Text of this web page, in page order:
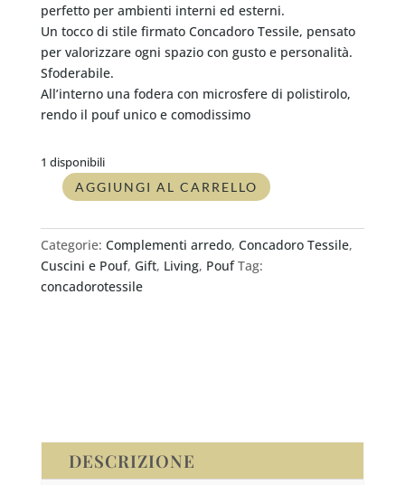
perfetto per ambienti interni ed esterni.
Un tocco di stile firmato Concadoro Tessile, pensato
per valorizzare ogni spazio con gusto e personalità.
Sfoderabile.
All’interno una fodera con microsfere di polistirolo,
rendo il pouf unico e comodissimo
1 disponibili
Pouf
ROMBO
quantità
AGGIUNGI AL CARRELLO
Categorie: Complementi arredo, Concadoro Tessile,
Cuscini e Pouf, Gift, Living, Pouf Tag:
concadorotessile
DESCRIZIONE